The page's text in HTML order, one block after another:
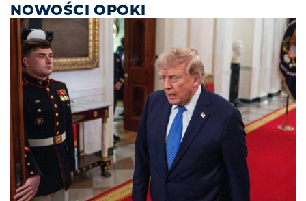
NOWOŚCI OPOKI